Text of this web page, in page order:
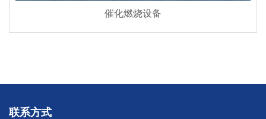
催化燃烧设备
联系方式